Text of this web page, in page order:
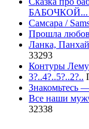
БАБОЧКОЙ...
Самсара /
Прошла
Ланка,
33293
Контуры
3?..4?..5?..2?..
Знакомьтесь
Все наши
32338